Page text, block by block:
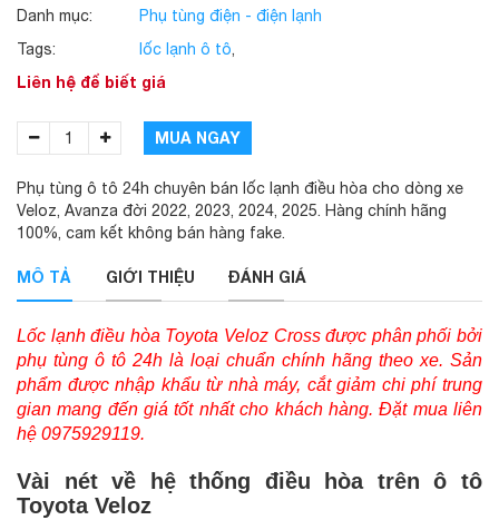
Danh mục:
Phụ tùng điện - điện lạnh
Tags:
lốc lạnh ô tô,
Liên hệ để biết giá
MUA NGAY
Phụ tùng ô tô 24h chuyên bán lốc lạnh điều hòa cho dòng xe
Veloz, Avanza đời 2022, 2023, 2024, 2025. Hàng chính hãng
100%, cam kết không bán hàng fake.
MÔ TẢ GIỚI THIỆU ĐÁNH GIÁ
Lốc lạnh điều hòa Toyota Veloz Cross được phân phối bởi
phụ tùng ô tô 24h là loại chuẩn chính hãng theo xe. Sản
phẩm được nhập khẩu từ nhà máy, cắt giảm chi phí trung
gian mang đến giá tốt nhất cho khách hàng. Đặt mua liên
hệ 0975929119.
Vài nét về hệ thống điều hòa trên ô tô
Toyota Veloz